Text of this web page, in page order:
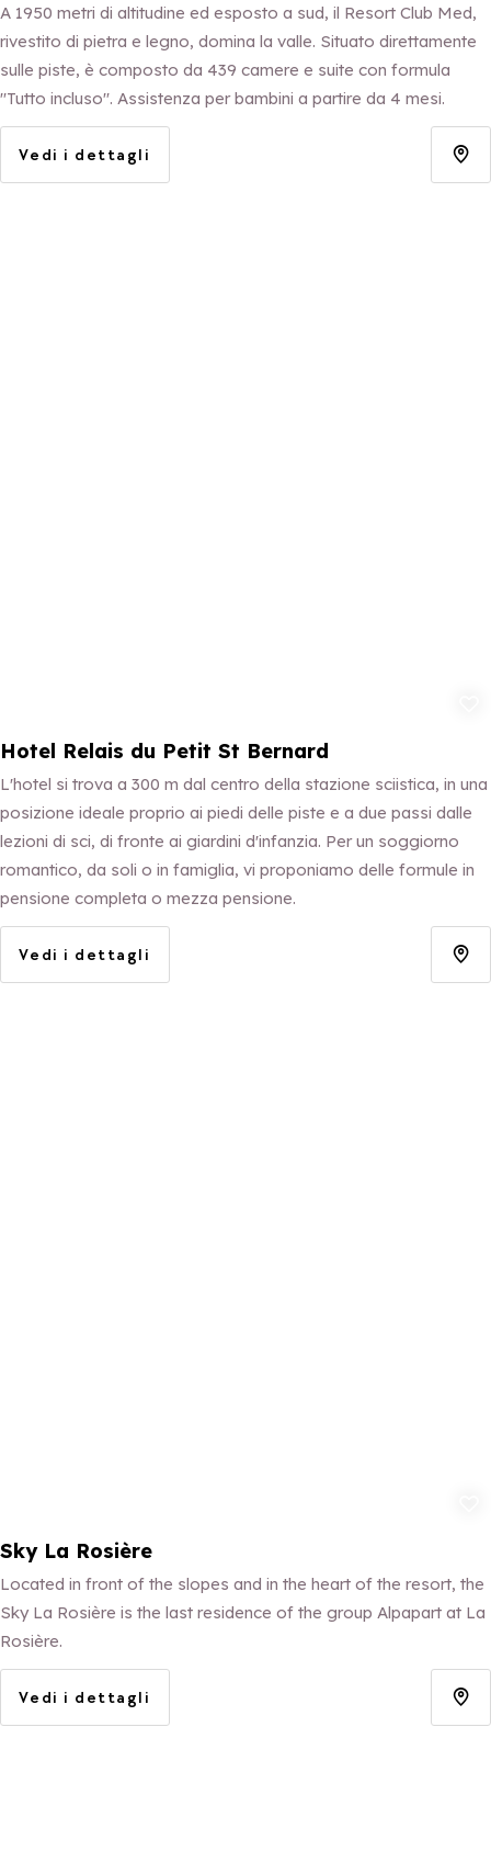
A 1950 metri di altitudine ed esposto a sud, il Resort Club Med,
rivestito di pietra e legno, domina la valle. Situato direttamente
sulle piste, è composto da 439 camere e suite con formula
"Tutto incluso". Assistenza per bambini a partire da 4 mesi.
Vedi i dettagli
Hotel Relais du Petit St Bernard
L'hotel si trova a 300 m dal centro della stazione sciistica, in una
posizione ideale proprio ai piedi delle piste e a due passi dalle
lezioni di sci, di fronte ai giardini d'infanzia. Per un soggiorno
romantico, da soli o in famiglia, vi proponiamo delle formule in
pensione completa o mezza pensione.
Vedi i dettagli
Sky La Rosière
Located in front of the slopes and in the heart of the resort, the
Sky La Rosière is the last residence of the group Alpapart at La
Rosière.
Vedi i dettagli